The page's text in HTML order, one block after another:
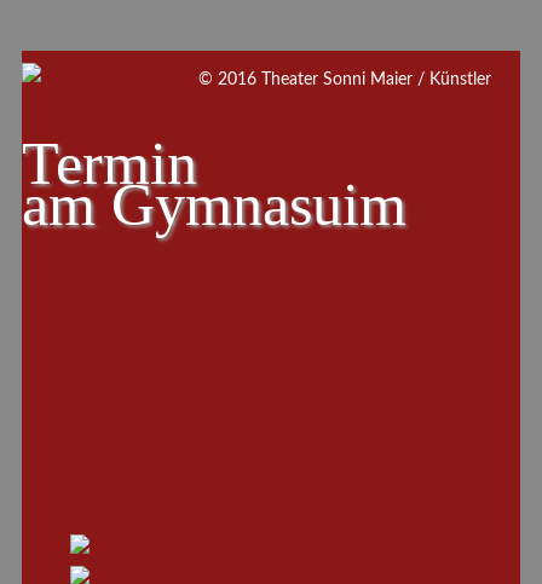
Termin
amGymnasuim
© 2016 Theater Sonni Maier / Künstler